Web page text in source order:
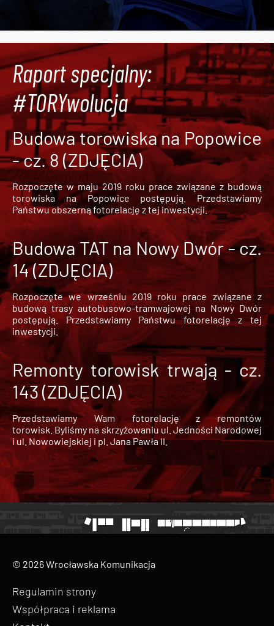
Raport specjalny:
#TORYwolucja
Budowa torowiska na Popowice
- cz. 8 (ZDJĘCIA)
Rozpoczęte w maju 2019 roku prace związane z budową
torowiska na Popowice
postępują. Przedstawiamy
Państwu obszerną fotorelację z tej inwestycji.
Budowa TAT na Nowy Dwór - cz.
14 (ZDJĘCIA)
Rozpoczęte we wrześniu 2019 roku prace związane z
budową trasy autobusowo-tramwajowej na Nowy Dwór
postępują. Przedstawiamy Państwu fotorelację z tej
inwestycji.
Remonty torowisk trwają - cz.
143 (ZDJĘCIA)
Przedstawiamy Wam fotorelację z remontów
torowisk. Byliśmy na skrzyżowaniu ul. Jedności Narodowej
i ul. Nowowiejskiej i pl. Jana Pawła II.
© 2026 Wrocławska Komunikacja
Regulamin strony
Współpraca i reklama